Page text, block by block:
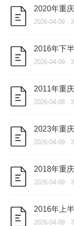
2020年重
2026-04-09 ·
2016年下
2026-04-09 ·
2011年重
2026-04-08 ·
2023年重
2026-04-09 ·
2018年重
2026-04-09 ·
2016年上
2026-04-09 ·